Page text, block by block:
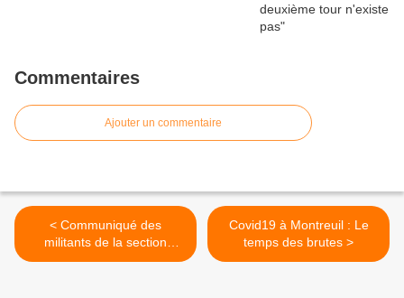
Commentaires
Ajouter un commentaire
< Communiqué des
militants de la section
socialiste de Montreuil
Covid19 à Montreuil : Le
temps des brutes >